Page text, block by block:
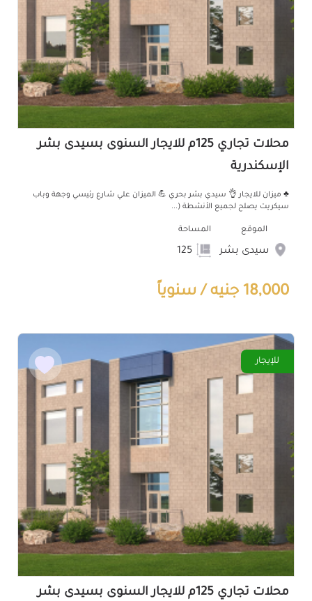
محلات تجاري 125م للايجار السنوى بسيدى بشر
الإسكندرية
♣️ ميزان للايجار 👌 سيدي بشر بحري 💪 الميزان علي شارع رئيسي وجهة وباب
سيكريت يصلح لجميع الأنشطة (...
الموقع
سيدى بشر
المساحة
18,000 جنيه / سنوياً
للإيجار
محلات تجاري 125م للايجار السنوى بسيدى بشر